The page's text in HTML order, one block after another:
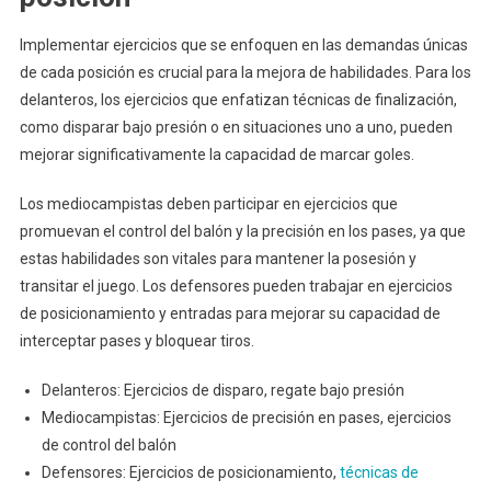
Implementar ejercicios que se enfoquen en las demandas únicas
de cada posición es crucial para la mejora de habilidades. Para los
delanteros, los ejercicios que enfatizan técnicas de finalización,
como disparar bajo presión o en situaciones uno a uno, pueden
mejorar significativamente la capacidad de marcar goles.
Los mediocampistas deben participar en ejercicios que
promuevan el control del balón y la precisión en los pases, ya que
estas habilidades son vitales para mantener la posesión y
transitar el juego. Los defensores pueden trabajar en ejercicios
de posicionamiento y entradas para mejorar su capacidad de
interceptar pases y bloquear tiros.
Delanteros: Ejercicios de disparo, regate bajo presión
Mediocampistas: Ejercicios de precisión en pases, ejercicios
de control del balón
Defensores: Ejercicios de posicionamiento, técnicas de